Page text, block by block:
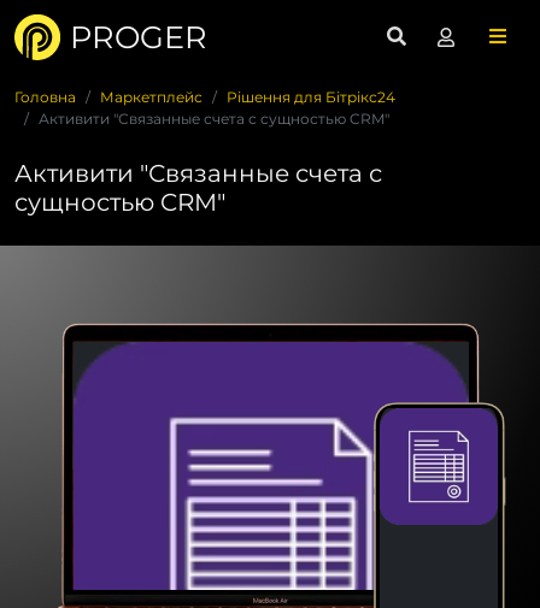
PROGER
Головна Маркетплейс
Рішення для Бітрікс24
Активити "Связанные счета с сущностью CRM"
Активити "Связанные счета с
сущностью CRM"